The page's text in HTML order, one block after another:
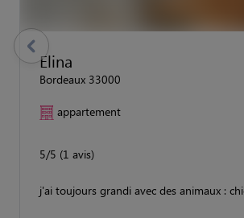
Elina
Bordeaux 33000
appartement
5/5 (1 avis)
j'ai toujours grandi avec des animaux :
previous